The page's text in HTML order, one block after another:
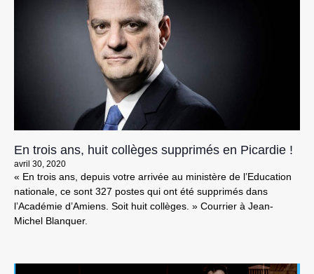
En trois ans, huit collèges supprimés en Picardie !
avril 30, 2020
« En trois ans, depuis votre arrivée au ministère de l’Education
nationale, ce sont 327 postes qui ont été supprimés dans
l’Académie d’Amiens. Soit huit collèges. » Courrier à Jean-
Michel Blanquer.